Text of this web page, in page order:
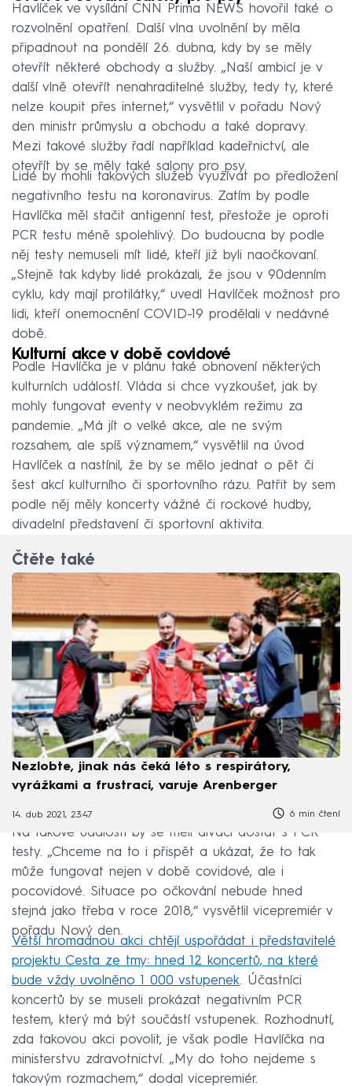
Havlíček ve vysílání CNN Prima NEWS hovořil také o
rozvolnění opatření. Další vlna uvolnění by měla
připadnout na pondělí 26. dubna, kdy by se měly
otevřít některé obchody a služby. „Naší ambicí je v
další vlně otevřít nenahraditelné služby, tedy ty, které
nelze koupit přes internet,“ vysvětlil v pořadu Nový
den ministr průmyslu a obchodu a také dopravy.
Mezi takové služby řadí například kadeřnictví, ale
otevřít by se měly také salony pro psy.
Lidé by mohli takových služeb využívat po předložení
negativního testu na koronavirus. Zatím by podle
Havlíčka měl stačit antigenní test, přestože je oproti
PCR testu méně spolehlivý. Do budoucna by podle
něj testy nemuseli mít lidé, kteří již byli naočkovaní.
„Stejně tak kdyby lidé prokázali, že jsou v 90denním
cyklu, kdy mají protilátky,“ uvedl Havlíček možnost pro
lidi, kteří onemocnění COVID-19 prodělali v nedávné
době.
Kulturní akce v době covidové
Podle Havlíčka je v plánu také obnovení některých
kulturních událostí. Vláda si chce vyzkoušet, jak by
mohly fungovat eventy v neobvyklém režimu za
pandemie. „Má jít o velké akce, ale ne svým
rozsahem, ale spíš významem,“ vysvětlil na úvod
Havlíček a nastínil, že by se mělo jednat o pět či
šest akcí kulturního či sportovního rázu. Patřit by sem
podle něj měly koncerty vážné či rockové hudby,
divadelní představení či sportovní aktivita.
Čtěte také
Nezlobte, jinak nás čeká léto s respirátory,
vyrážkami a frustrací, varuje Arenberger
14. dub 2021, 23:47 6 min čtení
Na takové události by se měli diváci dostat s PCR
testy. „Chceme na to i přispět a ukázat, že to tak
může fungovat nejen v době covidové, ale i
pocovidové. Situace po očkování nebude hned
stejná jako třeba v roce 2018,“ vysvětlil vicepremiér v
pořadu Nový den.
Větší hromadnou akci chtějí uspořádat i představitelé
projektu Cesta ze tmy: hned 12 koncertů, na které
bude vždy uvolněno 1 000 vstupenek. Účastníci
koncertů by se museli prokázat negativním PCR
testem, který má být součástí vstupenek. Rozhodnutí,
zda takovou akci povolit, je však podle Havlíčka na
ministerstvu zdravotnictví. „My do toho nejdeme s
takovým rozmachem,“ dodal vicepremiér.